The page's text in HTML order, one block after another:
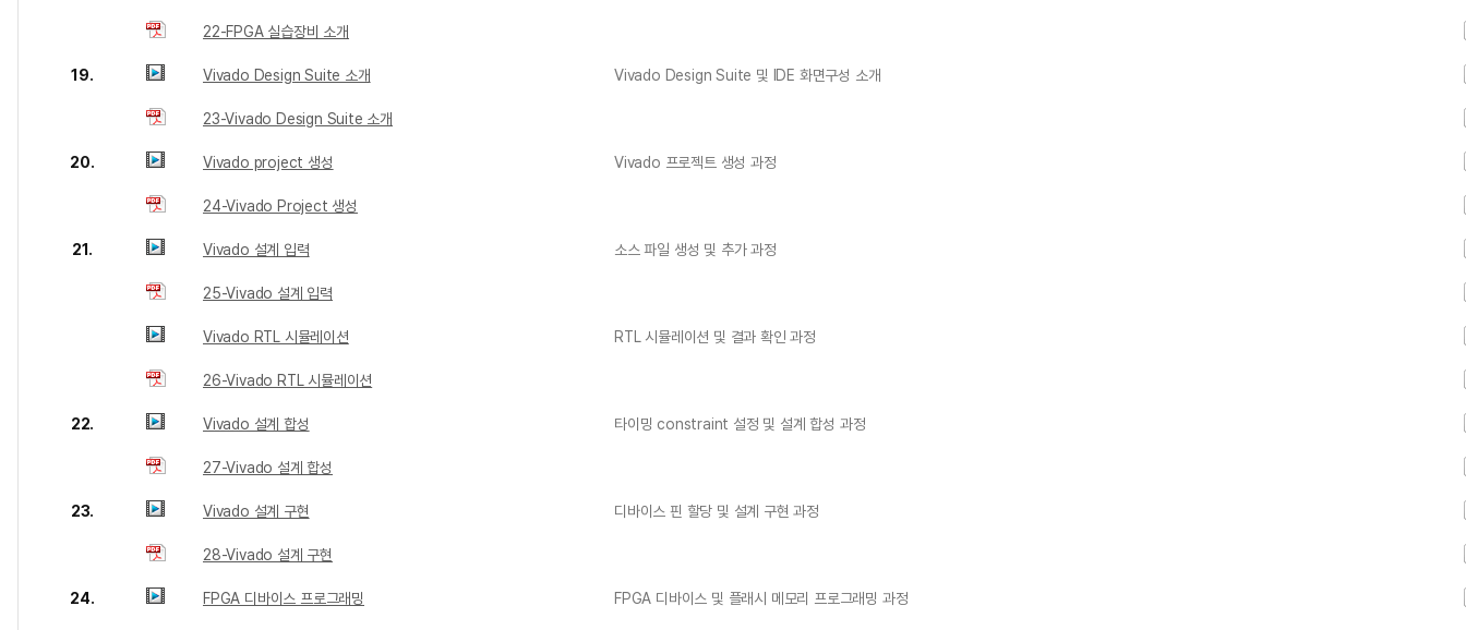
22-FPGA 실습장비 소개
19. Vivado Design Suite 소개 Vivado Design Suite 및 IDE 화면구성 소개
23-Vivado Design Suite 소개
20. Vivado project 생성 Vivado 프로젝트 생성 과정
24-Vivado Project 생성
21. Vivado 설계 입력 소스 파일 생성 및 추가 과정
25-Vivado 설계 입력
Vivado RTL 시뮬레이션 RTL 시뮬레이션 및 결과 확인 과정
26-Vivado RTL 시뮬레이션
22. Vivado 설계 합성 타이밍 constraint 설정 및 설계 합성 과정
27-Vivado 설계 합성
23. Vivado 설계 구현 디바이스 핀 할당 및 설계 구현 과정
28-Vivado 설계 구현
24. FPGA 디바이스 프로그래밍 FPGA 디바이스 및 플래시 메모리 프로그래밍 과정